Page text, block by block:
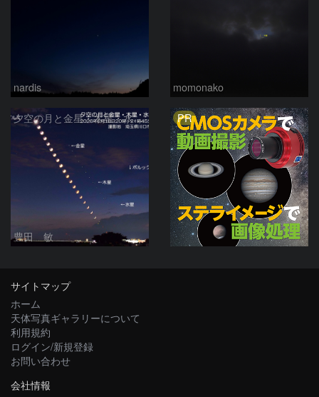
nardis momonako
夕空の月と金星・木星・水星の接近 2026/6/18
豊田 敏
PR
サイトマップ
ホーム
天体写真ギャラリーについて
利用規約
ログイン/新規登録
お問い合わせ
会社情報